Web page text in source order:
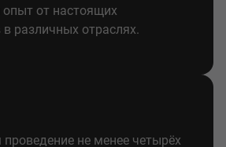
от настоящих
различных отраслях.
не менее четырёх